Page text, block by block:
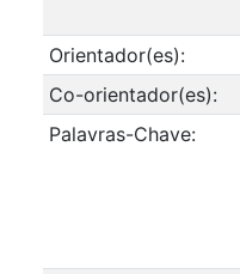
Orientador(es):
Co-orientador(es):
Palavras-Chave: